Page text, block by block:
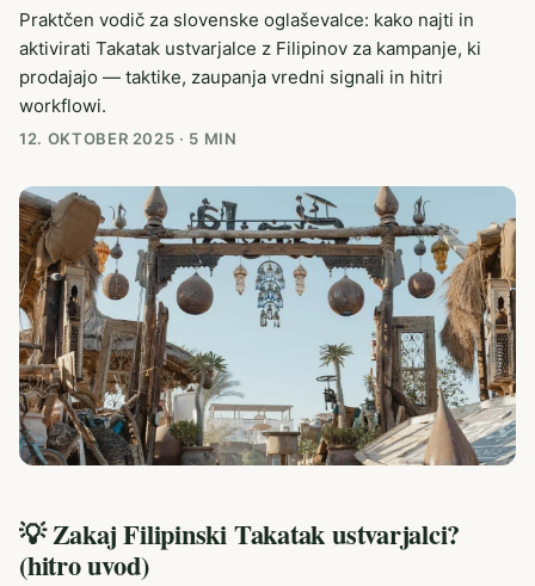
Praktčen vodič za slovenske oglaševalce: kako najti in
aktivirati Takatak ustvarjalce z Filipinov za kampanje, ki
prodajajo — taktike, zaupanja vredni signali in hitri
workflowi.
12. OKTOBER 2025 · 5 MIN
💡 Zakaj Filipinski Takatak ustvarjalci?
(hitro uvod)